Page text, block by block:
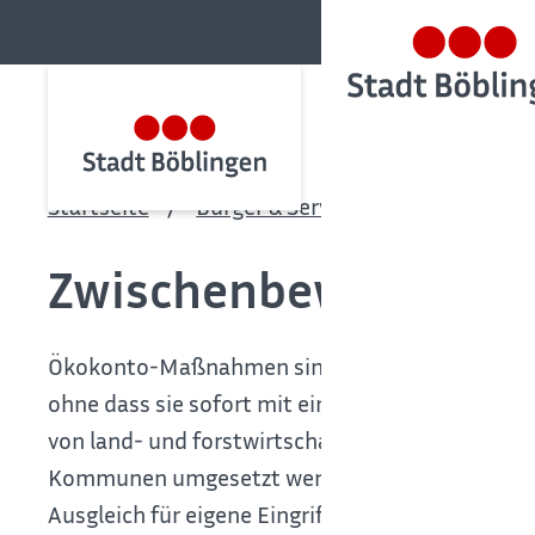
Startseite Bürger & Service
Zwischenbewertung
Ökokonto-Maßnahmen sind freiwillige
ohne dass sie sofort mit einem Bauvorhaben
von land- und forstwirtschaftlichen Betrieben,
Kommunen umgesetzt werden. Diese
Ausgleich für eigene Eingriffe in die Natur